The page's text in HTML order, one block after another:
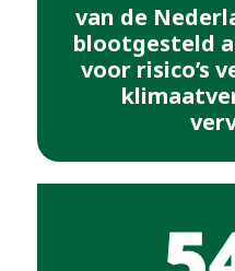
van de
blootgesteld
voor risico’s